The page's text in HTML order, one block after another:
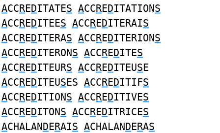
ACCREDITATES ACCREDITATIONS
ACCREDITEES ACCREDITERAIS
ACCREDITERAS ACCREDITERIONS
ACCREDITERONS ACCREDITES
ACCREDITEURS ACCREDITEUSE
ACCREDITEUSES ACCREDITIFS
ACCREDITIONS ACCREDITIVES
ACCREDITONS ACCREDITRICES
ACHALANDERAIS ACHALANDERAS